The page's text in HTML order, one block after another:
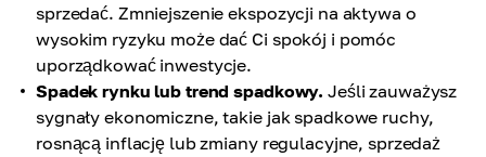
sprzedać. Zmniejszenie ekspozycji na aktywa o
wysokim ryzyku może dać Ci spokój i pomóc
uporządkować inwestycje.
Spadek rynku lub trend spadkowy. Jeśli zauważysz
sygnały ekonomiczne, takie jak spadkowe ruchy,
rosnącą inflację lub zmiany regulacyjne, sprzedaż